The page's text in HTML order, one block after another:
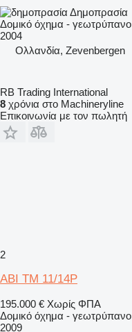
Δημοπρασία
Δομικό όχημα - γεωτρύπανο
2004
Ολλανδία, Zevenbergen
RB Trading International
8 χρόνια στο Machineryline
Επικοινωνία με τον πωλητή
2
ABI TM 11/14P
195.000 € Χωρίς ΦΠΑ
Δομικό όχημα - γεωτρύπανο
2009